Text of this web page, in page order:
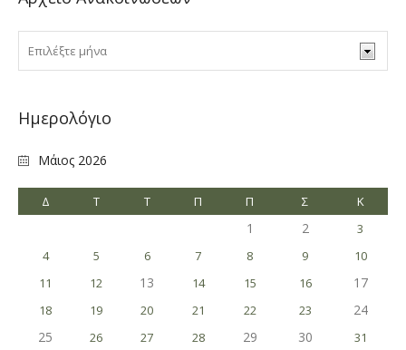
Ημερολόγιο
Μάιος 2026
Δ Τ Τ Π Π Σ Κ
1 2
3
4
5 6 7 8 9
10
11
12 13 14 15 16 17
18 19 20 21 22 23
24
25
26 27 28 29 30
31